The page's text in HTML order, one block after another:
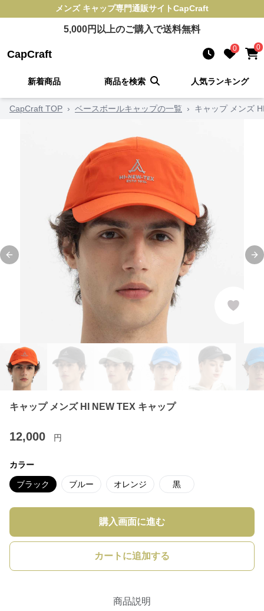
メンズ キャップ専門通販サイトCapCraft
5,000円以上のご購入で送料無料
CapCraft 0 0
新着商品 商品を検索 人気ランキング
CapCraft TOP › ベースボールキャップの一覧 › キャップ メンズ
Previous slide
キャップ メンズ HI NEW TEX キャップ
12,000 円
カラー
ブラック ブルー オレンジ 黒
購入画面に進む
カートに追加する
商品説明